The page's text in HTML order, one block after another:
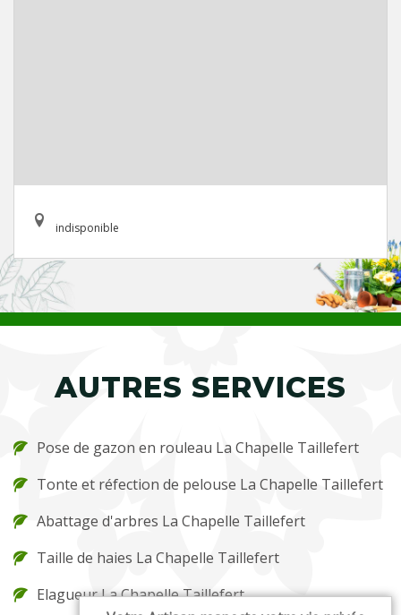
indisponible
AUTRES SERVICES
Pose de gazon en rouleau La Chapelle Taillefert
Tonte et réfection de pelouse La Chapelle Taillefert
Abattage d'arbres La Chapelle Taillefert
Taille de haies La Chapelle Taillefert
Elagueur La Chapelle Taillefert